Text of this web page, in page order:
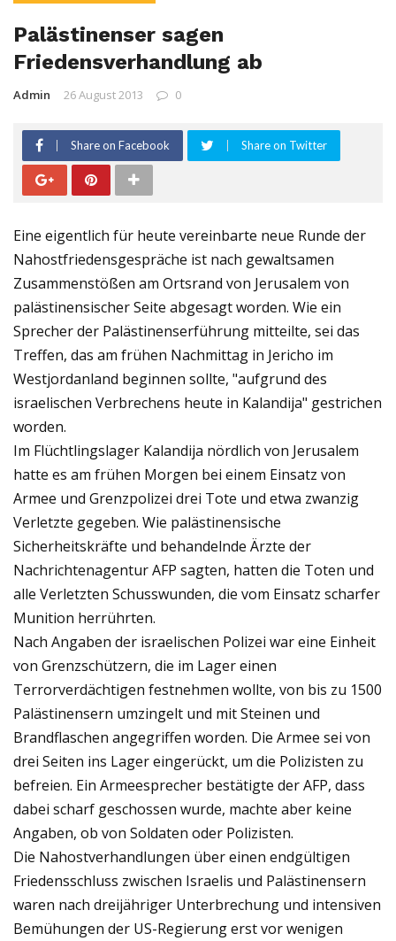
Palästinenser sagen
Friedensverhandlung ab
Admin 26 August 2013 0
Share on Facebook Share on Twitter
Eine eigentlich für heute vereinbarte neue Runde der
Nahostfriedensgespräche ist nach gewaltsamen
Zusammenstößen am Ortsrand von Jerusalem von
palästinensischer Seite abgesagt worden. Wie ein
Sprecher der Palästinenserführung mitteilte, sei das
Treffen, das am frühen Nachmittag in Jericho im
Westjordanland beginnen sollte, "aufgrund des
israelischen Verbrechens heute in Kalandija" gestrichen
worden.
Im Flüchtlingslager Kalandija nördlich von Jerusalem
hatte es am frühen Morgen bei einem Einsatz von
Armee und Grenzpolizei drei Tote und etwa zwanzig
Verletzte gegeben. Wie palästinensische
Sicherheitskräfte und behandelnde Ärzte der
Nachrichtenagentur AFP sagten, hatten die Toten und
alle Verletzten Schusswunden, die vom Einsatz scharfer
Munition herrührten.
Nach Angaben der israelischen Polizei war eine Einheit
von Grenzschützern, die im Lager einen
Terrorverdächtigen festnehmen wollte, von bis zu 1500
Palästinensern umzingelt und mit Steinen und
Brandflaschen angegriffen worden. Die Armee sei von
drei Seiten ins Lager eingerückt, um die Polizisten zu
befreien. Ein Armeesprecher bestätigte der AFP, dass
dabei scharf geschossen wurde, machte aber keine
Angaben, ob von Soldaten oder Polizisten.
Die Nahostverhandlungen über einen endgültigen
Friedensschluss zwischen Israelis und Palästinensern
waren nach dreijähriger Unterbrechung und intensiven
Bemühungen der US-Regierung erst vor wenigen